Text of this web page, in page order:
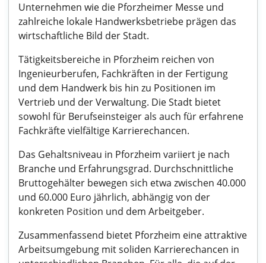
Unternehmen wie die Pforzheimer Messe und
zahlreiche lokale Handwerksbetriebe prägen das
wirtschaftliche Bild der Stadt.
Tätigkeitsbereiche in Pforzheim reichen von
Ingenieurberufen, Fachkräften in der Fertigung
und dem Handwerk bis hin zu Positionen im
Vertrieb und der Verwaltung. Die Stadt bietet
sowohl für Berufseinsteiger als auch für erfahrene
Fachkräfte vielfältige Karrierechancen.
Das Gehaltsniveau in Pforzheim variiert je nach
Branche und Erfahrungsgrad. Durchschnittliche
Bruttogehälter bewegen sich etwa zwischen 40.000
und 60.000 Euro jährlich, abhängig von der
konkreten Position und dem Arbeitgeber.
Zusammenfassend bietet Pforzheim eine attraktive
Arbeitsumgebung mit soliden Karrierechancen in